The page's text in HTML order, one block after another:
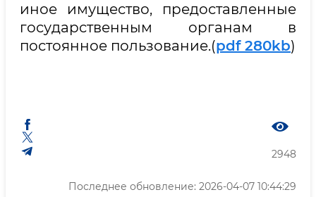
иное имущество, предоставленные
государственным органам в
постоянное пользование.(pdf 280kb)
2948
Последнее обновление: 2026-04-07 10:44:29